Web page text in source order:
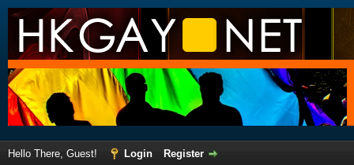
Hello There, Guest! Login
Register